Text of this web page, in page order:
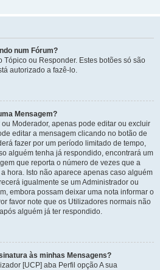
num Fórum?
Tópico ou Responder. Estes botões só são
autorizado a fazê-lo.
Mensagem?
Moderador, apenas pode editar ou excluir
editar a mensagem clicando no botão de
fazer por um período limitado de tempo,
alguém tenha já respondido, encontrará um
que reporta o número de vezes que a
hora. Isto não aparece apenas caso alguém
igualmente se um Administrador ou
embora possam deixar uma nota informar o
favor note que os Utilizadores normais não
alguém já ter respondido.
às minhas Mensagens?
[UCP] aba Perfil opção A sua